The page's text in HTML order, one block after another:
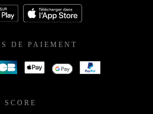
DE PAIEMENT
SCORE